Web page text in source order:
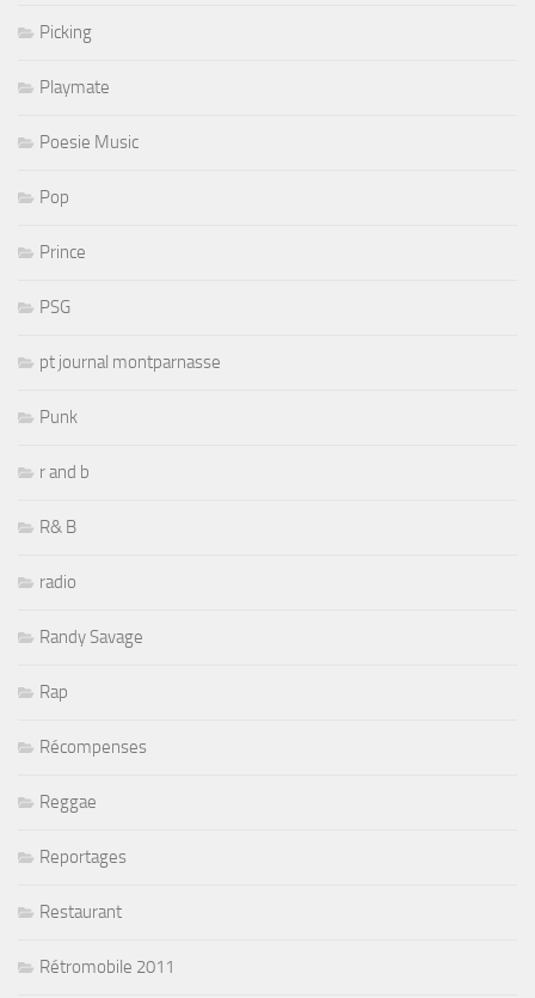
Picking
Playmate
Poesie Music
Pop
Prince
PSG
pt journal montparnasse
Punk
r and b
R& B
radio
Randy Savage
Rap
Récompenses
Reggae
Reportages
Restaurant
Rétromobile 2011